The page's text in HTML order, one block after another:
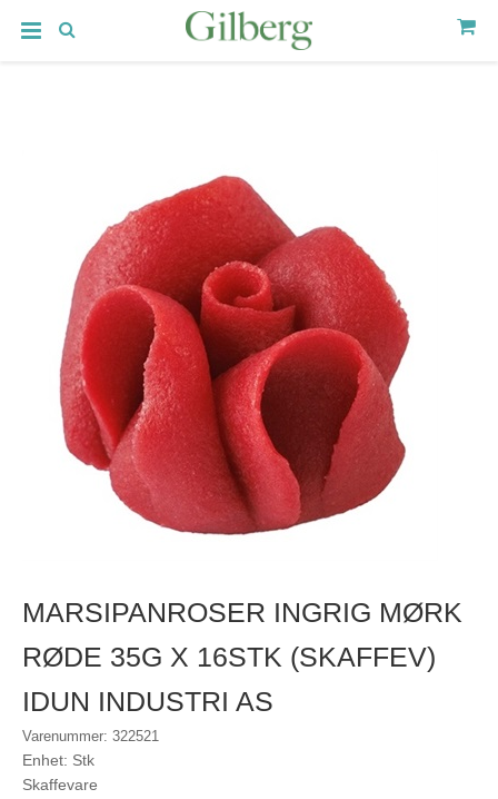
MARSIPANROSER INGRIG MØRK
RØDE 35G X 16STK (SKAFFEV)
IDUN INDUSTRI AS
Varenummer: 322521
Enhet: Stk
Skaffevare